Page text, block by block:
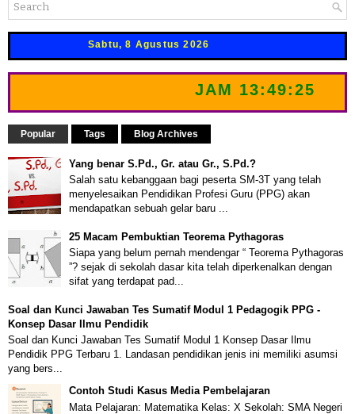
Sabtu, 8 Agustus 2026
JAM13:49:25
Popular Tags Blog Archives
Yang benar S.Pd., Gr. atau Gr., S.Pd.?
Salah satu kebanggaan bagi peserta SM-3T yang telah
menyelesaikan Pendidikan Profesi Guru (PPG) akan
mendapatkan sebuah gelar baru ...
25 Macam Pembuktian Teorema Pythagoras
Siapa yang belum pernah mendengar “ Teorema Pythagoras
”? sejak di sekolah dasar kita telah diperkenalkan dengan
sifat yang terdapat pad...
Soal dan Kunci Jawaban Tes Sumatif Modul 1 Pedagogik PPG -
Konsep Dasar Ilmu Pendidik
Soal dan Kunci Jawaban Tes Sumatif Modul 1 Konsep Dasar Ilmu
Pendidik PPG Terbaru 1. Landasan pendidikan jenis ini memiliki asumsi
yang bers...
Contoh Studi Kasus Media Pembelajaran
Mata Pelajaran: Matematika Kelas: X Sekolah: SMA Negeri